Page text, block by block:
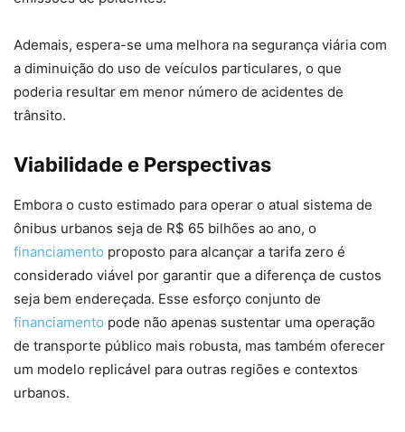
Ademais, espera-se uma melhora na segurança viária com
a diminuição do uso de veículos particulares, o que
poderia resultar em menor número de acidentes de
trânsito.
Viabilidade e Perspectivas
Embora o custo estimado para operar o atual sistema de
ônibus urbanos seja de R$ 65 bilhões ao ano, o
financiamento proposto para alcançar a tarifa zero é
considerado viável por garantir que a diferença de custos
seja bem endereçada. Esse esforço conjunto de
financiamento pode não apenas sustentar uma operação
de transporte público mais robusta, mas também oferecer
um modelo replicável para outras regiões e contextos
urbanos.